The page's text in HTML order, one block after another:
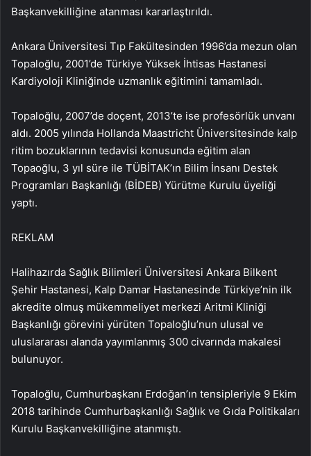
Başkanvekilliğine atanması kararlaştırıldı.
Ankara Üniversitesi Tıp Fakültesinden 1996’da mezun olan
Topaloğlu, 2001’de Türkiye Yüksek İhtisas Hastanesi
Kardiyoloji Kliniğinde uzmanlık eğitimini tamamladı.
Topaloğlu, 2007’de doçent, 2013’te ise profesörlük unvanı
aldı. 2005 yılında Hollanda Maastricht Üniversitesinde kalp
ritim bozuklarının tedavisi konusunda eğitim alan
Topaoğlu, 3 yıl süre ile TÜBİTAK’ın Bilim İnsanı Destek
Programları Başkanlığı (BİDEB) Yürütme Kurulu üyeliği
yaptı.
REKLAM
Halihazırda Sağlık Bilimleri Üniversitesi Ankara Bilkent
Şehir Hastanesi, Kalp Damar Hastanesinde Türkiye’nin ilk
akredite olmuş mükemmeliyet merkezi Aritmi Kliniği
Başkanlığı görevini yürüten Topaloğlu’nun ulusal ve
uluslararası alanda yayımlanmış 300 civarında makalesi
bulunuyor.
Topaloğlu, Cumhurbaşkanı Erdoğan’ın tensipleriyle 9 Ekim
2018 tarihinde Cumhurbaşkanlığı Sağlık ve Gıda Politikaları
Kurulu Başkanvekilliğine atanmıştı.